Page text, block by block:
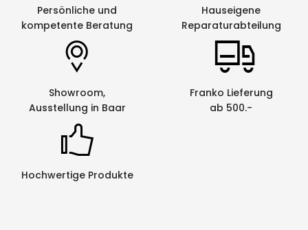
Persönliche und
kompetente Beratung
Hauseigene
Reparaturabteilung
Showroom,
Ausstellung in Baar
Franko Lieferung
ab 500.-
Hochwertige Produkte